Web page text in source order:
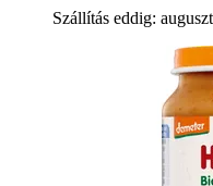
Szállítás eddig: